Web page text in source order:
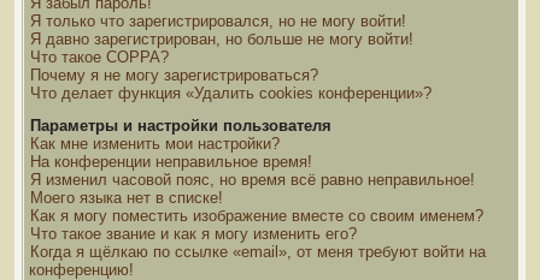
Я только что зарегистрировался, но не могу войти!
Я давно зарегистрирован, но больше не могу войти!
Что такое COPPA?
Почему я не могу зарегистрироваться?
Что делает функция «Удалить cookies конференции»?
Параметры и настройки пользователя
Как мне изменить мои настройки?
На конференции неправильное время!
Я изменил часовой пояс, но время всё равно неправильное!
Моего языка нет в списке!
Как я могу поместить изображение вместе со своим именем?
Что такое звание и как я могу изменить его?
Когда я щёлкаю по ссылке «email», от меня требуют войти на
конференцию!